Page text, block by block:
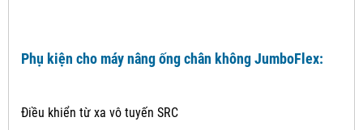
Phụ kiện cho máy nâng ống chân không JumboFlex:
Điều khiển từ xa vô tuyến SRC